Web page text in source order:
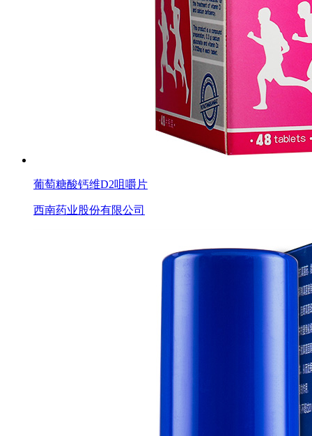
葡萄糖酸钙维D2咀嚼片
西南药业股份有限公司